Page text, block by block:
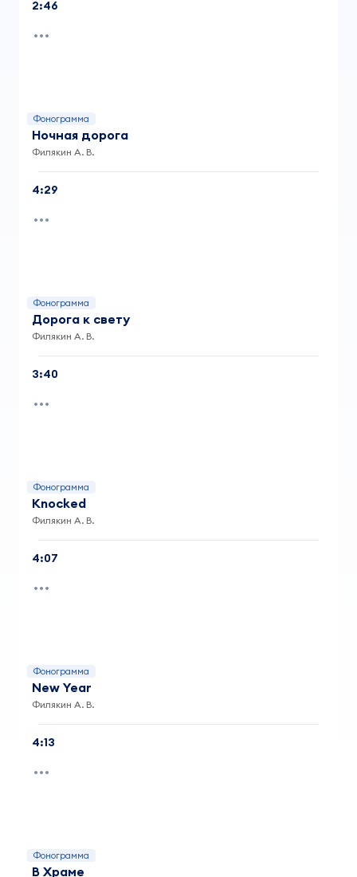
2:46
Фонограмма
Ночная дорога
Филякин А. В.
4:29
Фонограмма
Дорога к свету
Филякин А. В.
3:40
Фонограмма
Knocked
Филякин А. В.
4:07
Фонограмма
New Year
Филякин А. В.
4:13
Фонограмма
В Храме